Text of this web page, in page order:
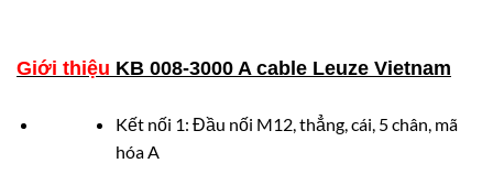
Giới thiệu KB 008-3000 A cable Leuze Vietnam
Kết nối 1: Đầu nối M12, thẳng, cái, 5 chân, mã
hóa A